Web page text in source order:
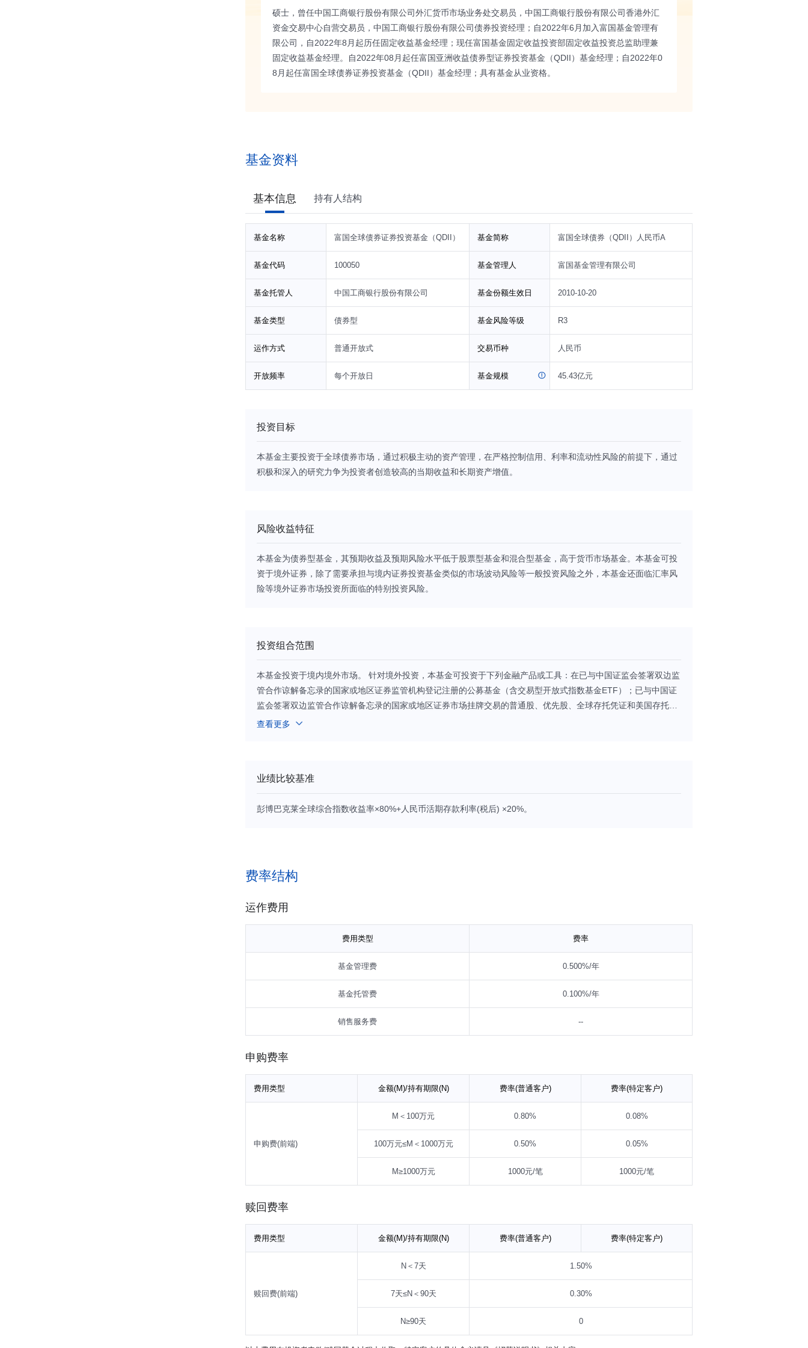
硕士，曾任中国工商银行股份有限公司外汇货币市场业务处交易员，中国工商银行股份有限公司香港外汇
资金交易中心自营交易员，中国工商银行股份有限公司债券投资经理；自2022年6月加入富国基金管理有
限公司，自2022年8月起历任固定收益基金经理；现任富国基金固定收益投资部固定收益投资总监助理兼
固定收益基金经理。自2022年08月起任富国亚洲收益债券型证券投资基金（QDII）基金经理；自2022年0
8月起任富国全球债券证券投资基金（QDII）基金经理；具有基金从业资格。
基金资料
基本信息 持有人结构
基金名称 富国全球债券证券投资基金（QDII） 基金简称 富国全球债券（QDII）人民币A
基金代码 100050 基金管理人 富国基金管理有限公司
基金托管人 中国工商银行股份有限公司 基金份额生效日 2010-10-20
基金类型 债券型 基金风险等级 R3
运作方式 普通开放式 交易币种 人民币
开放频率 每个开放日 基金规模 45.43亿元
投资目标
本基金主要投资于全球债券市场，通过积极主动的资产管理，在严格控制信用、利率和流动性风险的前提下，通过
积极和深入的研究力争为投资者创造较高的当期收益和长期资产增值。
风险收益特征
本基金为债券型基金，其预期收益及预期风险水平低于股票型基金和混合型基金，高于货币市场基金。本基金可投
资于境外证券，除了需要承担与境内证券投资基金类似的市场波动风险等一般投资风险之外，本基金还面临汇率风
险等境外证券市场投资所面临的特别投资风险。
投资组合范围
本基金投资于境内境外市场。 针对境外投资，本基金可投资于下列金融产品或工具：在已与中国证监会签署双边监
管合作谅解备忘录的国家或地区证券监管机构登记注册的公募基金（含交易型开放式指数基金ETF）；已与中国证
监会签署双边监管合作谅解备忘录的国家或地区证券市场挂牌交易的普通股、优先股、全球存托凭证和美国存托凭
证、房地产信托凭证；政府债券、公司债券、可转换债券、住房按揭支持证券、资产支持证券等及经中国证监会认
资于国内债券（国债、央行票据、地方政府债券、金融债券、企业债券、公司债券、次级债券、可转换债券、可交
款（包括定期存款、协议存款、通知存款等）、同业存单、国债期货；法律法规或中国证监会允许基金投资的其他
查看更多
业绩比较基准
彭博巴克莱全球综合指数收益率×80%+人民币活期存款利率(税后) ×20%。
费率结构
运作费用
费用类型 费率
基金管理费 0.500%/年
基金托管费 0.100%/年
销售服务费 --
申购费率
费用类型 金额(M)/持有期限(N) 费率(普通客户) 费率(特定客户)
申购费(前端)
M＜100万元 0.80% 0.08%
100万元≤M＜1000万元 0.50% 0.05%
M≥1000万元 1000元/笔 1000元/笔
赎回费率
费用类型 金额(M)/持有期限(N) 费率(普通客户) 费率(特定客户)
赎回费(前端)
N＜7天 1.50%
7天≤N＜90天 0.30%
N≥90天 0